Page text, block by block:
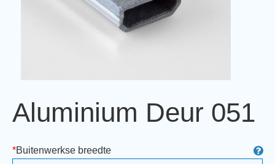
Aluminium Deur 051
*Buitenwerkse breedte